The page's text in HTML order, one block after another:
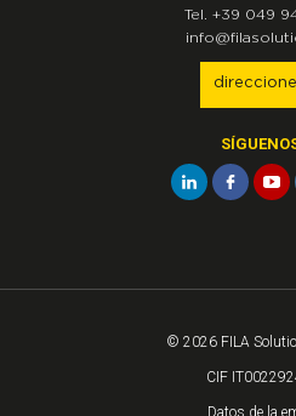
Tel. +39 049
© 2026 FILA
CIF
Datos de la